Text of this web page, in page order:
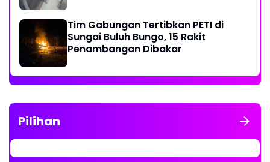
Tim Gabungan Tertibkan PETI di
Sungai Buluh Bungo, 15 Rakit
Penambangan Dibakar
Pilihan